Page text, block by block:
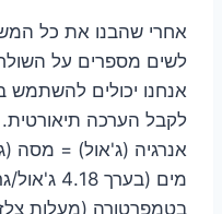
אחרי שהבנו את כל
לשים מספרים על
אנחנו יכולים להשתמש
לקבל הערכה תיאורטית.
אנרגיה (ג'אול) = מסה
מים (בערך
בטמפרטורה (מעלות